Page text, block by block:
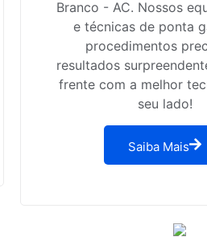
Branco - AC. Nossos
e técnicas de ponta
procedimentos
resultados
frente com a melhor
seu lado!
Saiba Mais